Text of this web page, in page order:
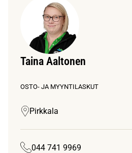
Taina Aaltonen
OSTO- JA MYYNTILASKUT
Pirkkala
044 741 9969